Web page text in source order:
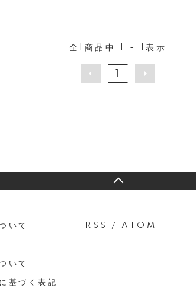
全 商品中 1 - 1表示
いて
いて
基づく表記
RSS / ATOM